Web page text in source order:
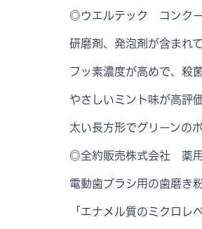
◎ウエルテック コンク
研磨剤、発泡剤が含まれ
フッ素濃度が高めで、殺
やさしいミント味が高評
太い長方形でグリーンの
◎全約販売株式会社 薬
電動歯ブラシ用の歯磨き
「エナメル質のミクロ